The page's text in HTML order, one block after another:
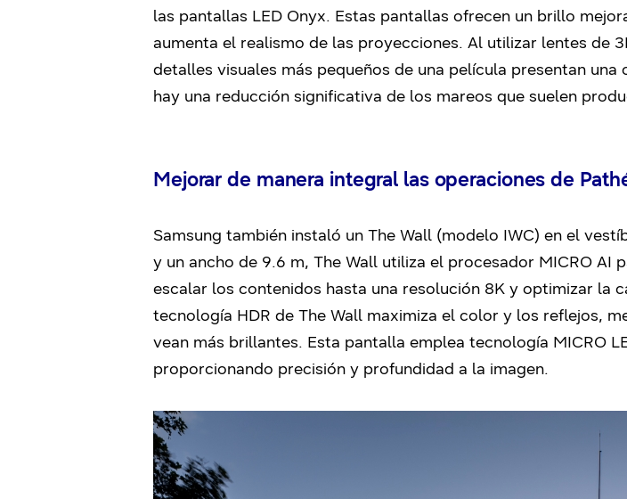
las pantallas LED Onyx. Estas pantallas ofrecen un brillo
aumenta el realismo de las proyecciones. Al utilizar lentes de
detalles visuales más pequeños de una película presentan
hay una reducción significativa de los mareos que suelen
Mejorar de manera integral las operaciones de
Samsung también instaló un The Wall (modelo IWC) en el
y un ancho de 9.6 m, The Wall utiliza el procesador MICRO AI
escalar los contenidos hasta una resolución 8K y optimizar la
tecnología HDR de The Wall maximiza el color y los reflejos,
vean más brillantes. Esta pantalla emplea tecnología MICRO
proporcionando precisión y profundidad a la imagen.